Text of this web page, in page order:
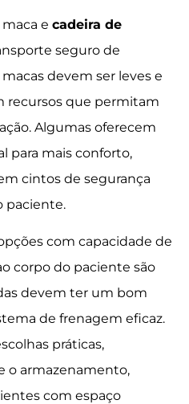
e cadeira de
seguro de
devem ser leves e
recursos que permitam
Algumas oferecem
para mais conforto,
cintos de segurança
paciente.
com capacidade de
corpo do paciente são
devem ter um bom
de frenagem eficaz.
práticas,
o armazenamento,
com espaço